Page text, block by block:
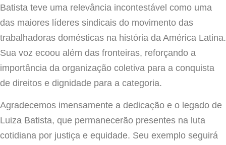
Batista teve uma relevância incontestável como uma
das maiores líderes sindicais do movimento das
trabalhadoras domésticas na história da América Latina.
Sua voz ecoou além das fronteiras, reforçando a
importância da organização coletiva para a conquista
de direitos e dignidade para a categoria.
Agradecemos imensamente a dedicação e o legado de
Luiza Batista, que permanecerão presentes na luta
cotidiana por justiça e equidade. Seu exemplo seguirá